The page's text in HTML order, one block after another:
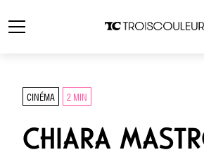
CINÉMA 2 MIN
CHIARA